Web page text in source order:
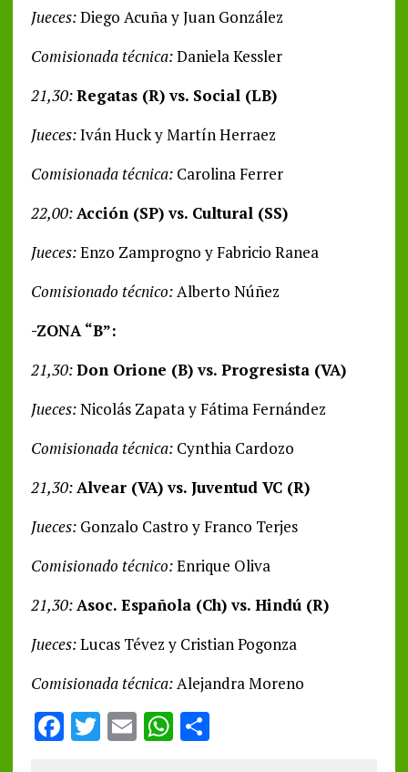
Jueces:Diego Acuña y Juan González
Comisionada técnica:Daniela Kessler
21,30:Regatas (R) vs. Social (LB)
Jueces:Iván Huck y Martín Herraez
Comisionada técnica:Carolina Ferrer
22,00:Acción (SP) vs. Cultural (SS)
Jueces:Enzo Zamprogno y Fabricio Ranea
Comisionado técnico:Alberto Núñez
-ZONA “B”:
21,30:Don Orione (B) vs. Progresista (VA)
Jueces:Nicolás Zapata y Fátima Fernández
Comisionada técnica:Cynthia Cardozo
21,30:Alvear (VA) vs. Juventud VC (R)
Jueces:Gonzalo Castro y Franco Terjes
Comisionado técnico:Enrique Oliva
21,30:Asoc. Española (Ch) vs. Hindú (R)
Jueces:Lucas Tévez y Cristian Pogonza
Comisionada técnica:Alejandra Moreno
F T E WS